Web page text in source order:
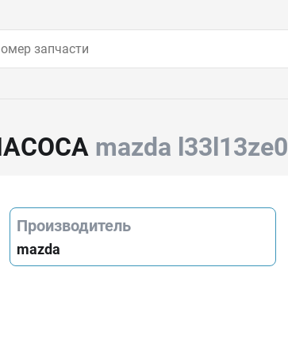
mazda l33l13ze0
Производитель
mazda